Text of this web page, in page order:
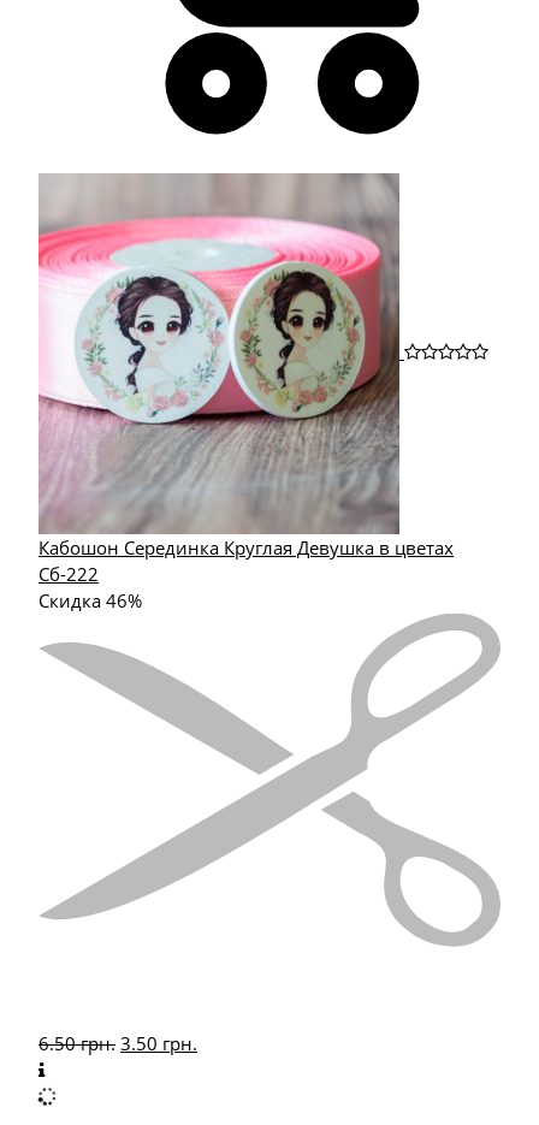
Кабошон Серединка Круглая Девушка в цветах
Сб-222
Скидка 46%
6.50грн. 3.50 грн.